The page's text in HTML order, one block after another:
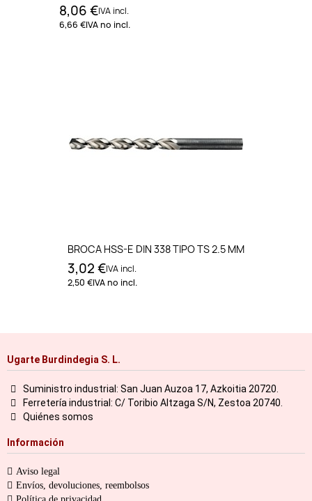
8,06 €IVA incl.
6,66 €IVA no incl.
BROCA HSS-E DIN 338 TIPO TS 2.5 MM
3,02 €IVA incl.
2,50 €IVA no incl.
Ugarte Burdindegia S. L.
Suministro industrial: San Juan Auzoa 17, Azkoitia 20720.
Ferretería industrial: C/ Toribio Altzaga S/N, Zestoa 20740.
Quiénes somos
Información
Aviso legal
Envíos, devoluciones, reembolsos
Política de privacidad